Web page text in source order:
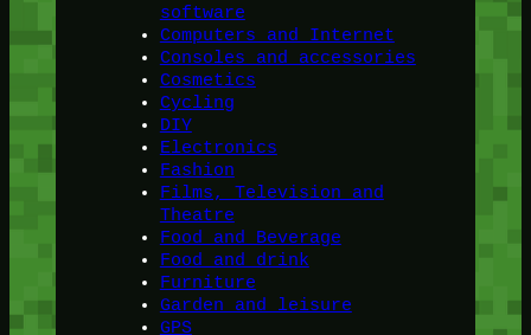
software
Computers and Internet
Consoles and accessories
Cosmetics
Cycling
DIY
Electronics
Fashion
Films, Television and
Theatre
Food and Beverage
Food and drink
Furniture
Garden and leisure
GPS